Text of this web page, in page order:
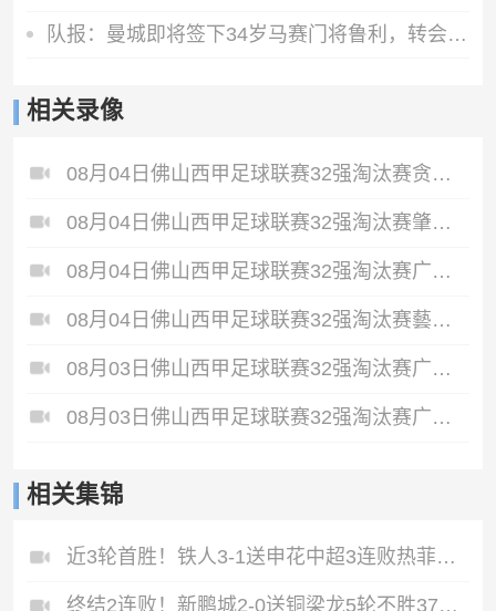
队报：曼城即将签下34岁马赛门将鲁利，转会费350万欧元
相关录像
08月04日佛山西甲足球联赛32强淘汰赛贪玩游戏VS美的薪火全场录像
08月04日佛山西甲足球联赛32强淘汰赛肇庆恒骏成VS三七互娱全场录像
08月04日佛山西甲足球联赛32强淘汰赛广东西南建设VS香港圣徒全场录像
08月04日佛山西甲足球联赛32强淘汰赛藝品高國際VS湛江狂狼·粵辉能源全场录像
08月03日佛山西甲足球联赛32强淘汰赛广东客家青年VS广州英华思力U17全场录像
08月03日佛山西甲足球联赛32强淘汰赛广州蜀地红VS广州戴拿模全场录像
相关集锦
近3轮首胜！铁人3-1送申花中超3连败热菲尼奥双响邦本宜裕传射
终结2连败！新鹏城2-0送铜梁龙5轮不胜37岁姜至鹏破门韦斯利建功